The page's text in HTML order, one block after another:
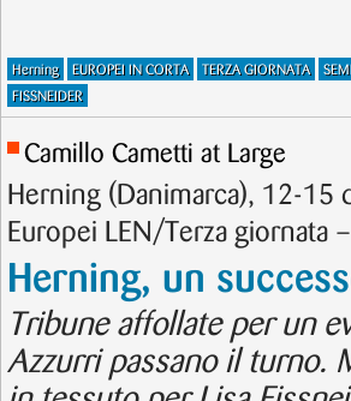
Herning EUROPEI IN CORTA TERZA GIORNATA
FISSNEIDER
Camillo Cametti at Large
Herning (Danimarca), 12-
Europei LEN/Terza giornata
Herning, un
Tribune affollate per un
Azzurri passano il turno.